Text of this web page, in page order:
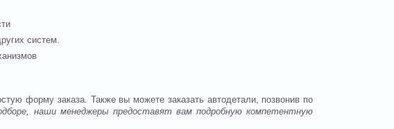
систем.
форму заказа. Также вы можете заказать автодетали, позвонив по
наши менеджеры предоставят вам подробную компетентную